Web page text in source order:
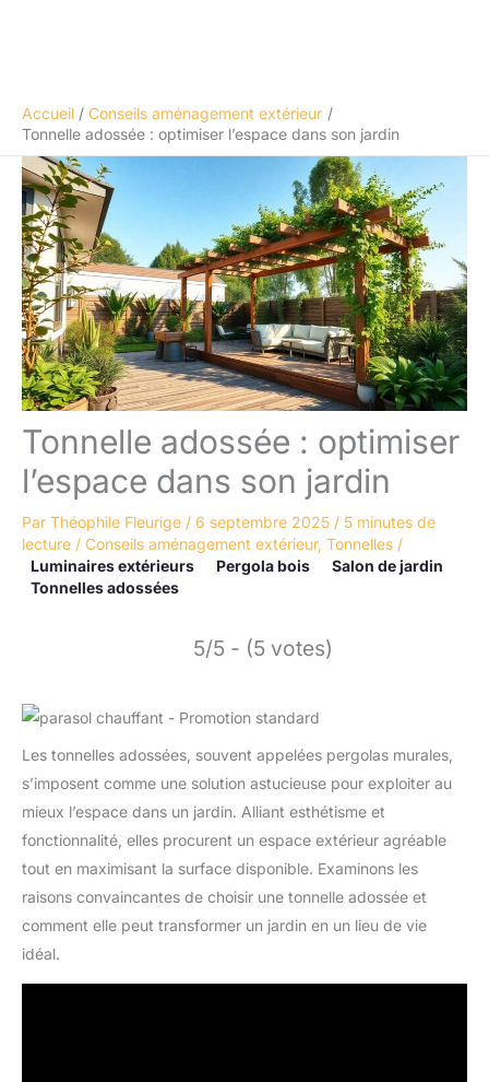
Accueil
Conseils aménagement extérieur
Tonnelle adossée : optimiser l’espace dans son jardin
Tonnelle adossée : optimiser
l’espace dans son jardin
Par Théophile Fleurige / 6 septembre 2025 / 5 minutes de
lecture / Conseils aménagement extérieur, Tonnelles /
Luminaires extérieurs
Pergola bois
Salon de jardin
Tonnelles adossées
5/5 - (5 votes)
Les tonnelles adossées, souvent appelées pergolas murales,
s’imposent comme une solution astucieuse pour exploiter au
mieux l’espace dans un jardin. Alliant esthétisme et
fonctionnalité, elles procurent un espace extérieur agréable
tout en maximisant la surface disponible. Examinons les
raisons convaincantes de choisir une tonnelle adossée et
comment elle peut transformer un jardin en un lieu de vie
idéal.